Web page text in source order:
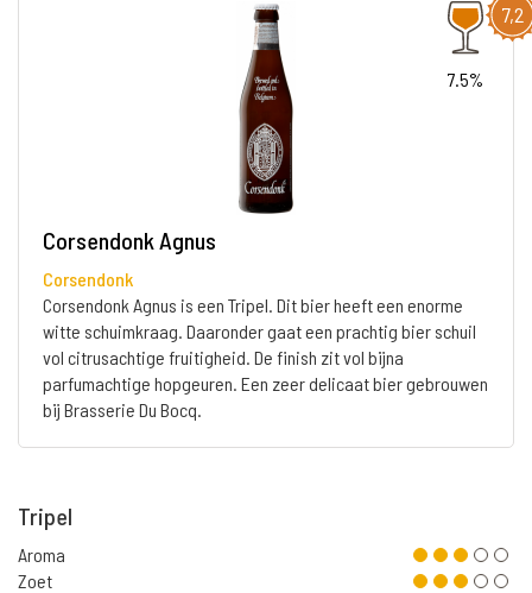
7,2
7.5%
Corsendonk Agnus
Corsendonk
Corsendonk Agnus is een Tripel. Dit bier heeft een enorme
witte schuimkraag. Daaronder gaat een prachtig bier schuil
vol citrusachtige fruitigheid. De finish zit vol bijna
parfumachtige hopgeuren. Een zeer delicaat bier gebrouwen
bij Brasserie Du Bocq.
Tripel
Aroma
Zoet